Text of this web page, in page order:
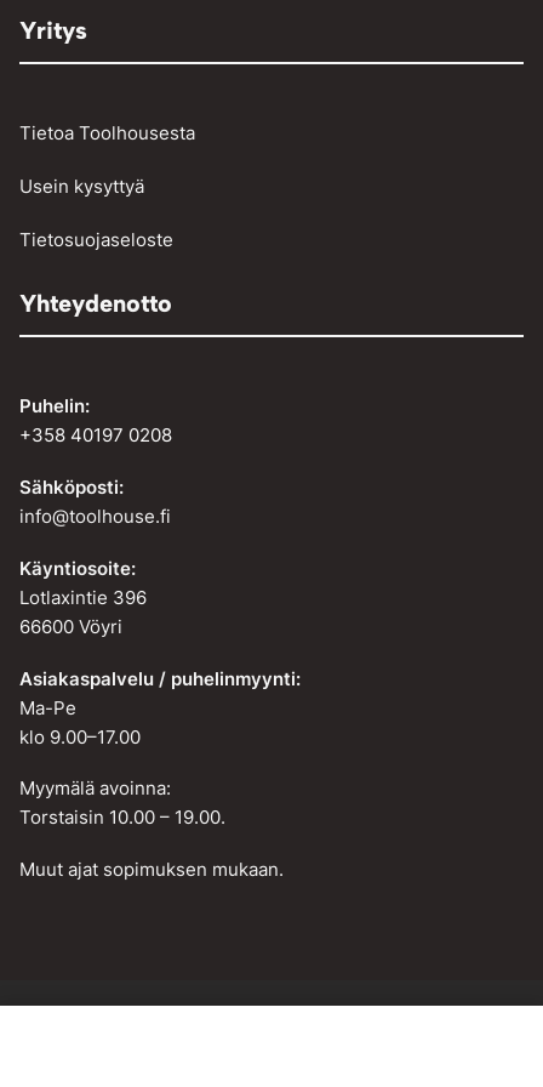
Yritys
Tietoa Toolhousesta
Usein kysyttyä
Tietosuojaseloste
Yhteydenotto
Puhelin:
+358 40197 0208
Sähköposti:
info@toolhouse.fi
Käyntiosoite:
Lotlaxintie 396
66600 Vöyri
Asiakaspalvelu / puhelinmyynti:
Ma-Pe
klo 9.00–17.00
Myymälä avoinna:
Torstaisin 10.00 – 19.00.
Muut ajat sopimuksen mukaan.